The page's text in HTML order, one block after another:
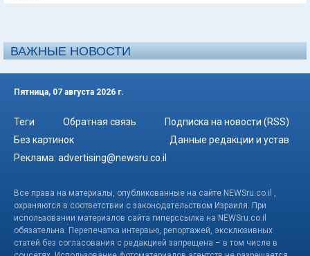
ВАЖНЫЕ НОВОСТИ
Пятница, 07 августа 2026 г.
Теги Обратная связь
Подписка на новости (RSS)
Без картинок
Данные редакции и устав
Реклама: advertising@newsru.co.il
Все права на материалы, опубликованные на сайте NEWSru.co.il ,
охраняются в соответствии с законодательством Израиля. При
использовании материалов сайта гиперссылка на NEWSru.co.il
обязательна. Перепечатка интервью, репортажей, эксклюзивных
статей без согласования с редакцией запрещена – в том числе в